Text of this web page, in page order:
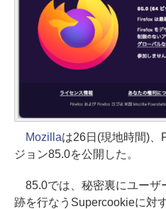
Mozillaは26日(現地時間)、
ジョン85.0を公開した。
85.0では、秘密裏にユーザ
跡を行なうSupercookieに対